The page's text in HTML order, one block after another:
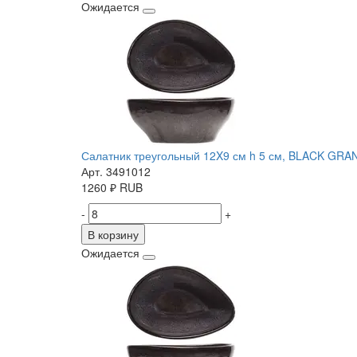
Ожидается
Салатник треугольный 12X9 см h 5 см, BLACK
Арт. 3491012
1260 ₽ RUB
-
+
В корзину
Ожидается